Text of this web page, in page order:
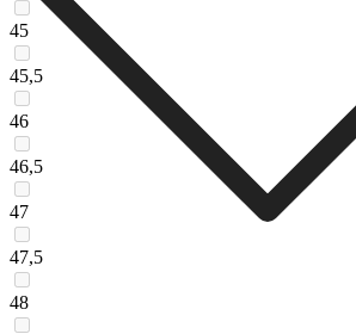
45
45,5
46
46,5
47
47,5
48